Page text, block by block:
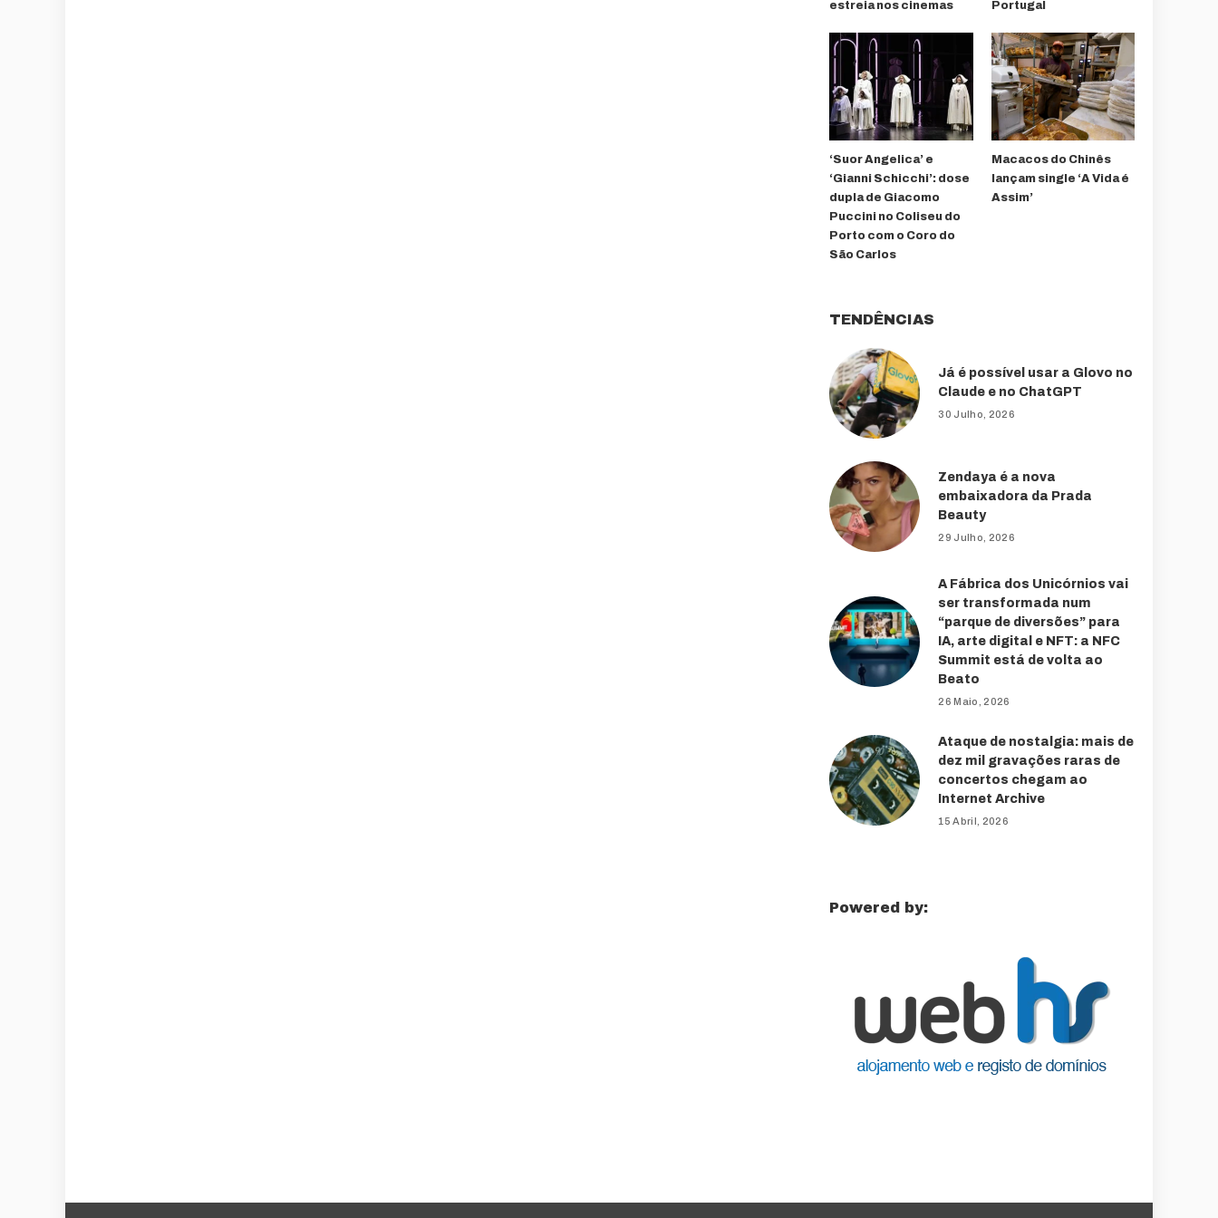
estreia nos cinemas Portugal
‘Suor Angelica’ e
‘Gianni Schicchi’: dose
dupla de Giacomo
Puccini no Coliseu do
Porto com o Coro do
São Carlos
Macacos do Chinês
lançam single ‘A Vida é
Assim’
TENDÊNCIAS
Já é possível usar a Glovo no
Claude e no ChatGPT
30 Julho, 2026
Zendaya é a nova
embaixadora da Prada
Beauty
29 Julho, 2026
A Fábrica dos Unicórnios vai
ser transformada num
“parque de diversões” para
IA, arte digital e NFT: a NFC
Summit está de volta ao
Beato
26 Maio, 2026
Ataque de nostalgia: mais de
dez mil gravações raras de
concertos chegam ao
Internet Archive
15 Abril, 2026
Powered by: